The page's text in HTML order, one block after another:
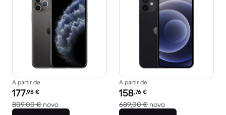
A partir de
Preço recondicionado:
177,98 €
809,00 € novoVersus 809,00 € novo
A partir de
Preço recondicionado:
158,76 €
689,00 € novoVersus 689,00 €